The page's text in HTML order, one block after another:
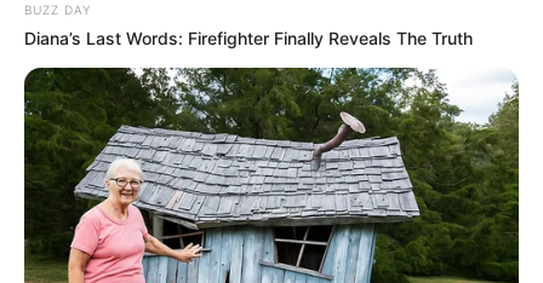
forma de receber os alunos, professores e
funcionários, após as férias de forma carinhosa e
receptiva.
Além disso, ele enfeita o ambiente escolar com
cores e mensagens positivas, o que cria uma
atmosfera deliciosa para o início de um novo
semestre.
BUZZ DAY
Diana’s Last Words: Firefighter Finally Reveals The Truth